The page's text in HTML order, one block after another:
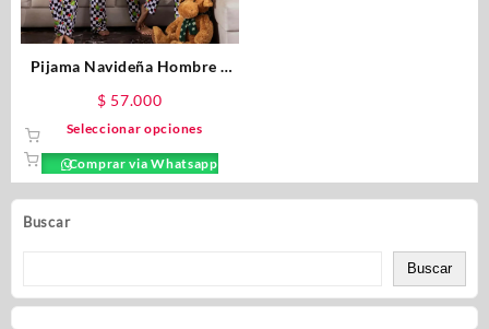
Buscar
Buscar
Pijama Navideña Hombre y
$ 57.000
Seleccionar opciones
Comprar via Whatsapp